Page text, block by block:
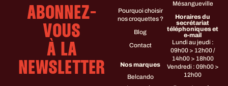
ABONNEZ-
VOUS
À LA
NEWSLETTER
Pourquoi choisir
nos croquettes ?
Blog
Contact
Nos marques
Belcando
Mésangueville
Horaires du
secrétariat
téléphoniques et
e-mail
Lundi au jeudi :
09h00 > 12h00 /
14h00 > 18h00
Vendredi : 09h00 >
12h00